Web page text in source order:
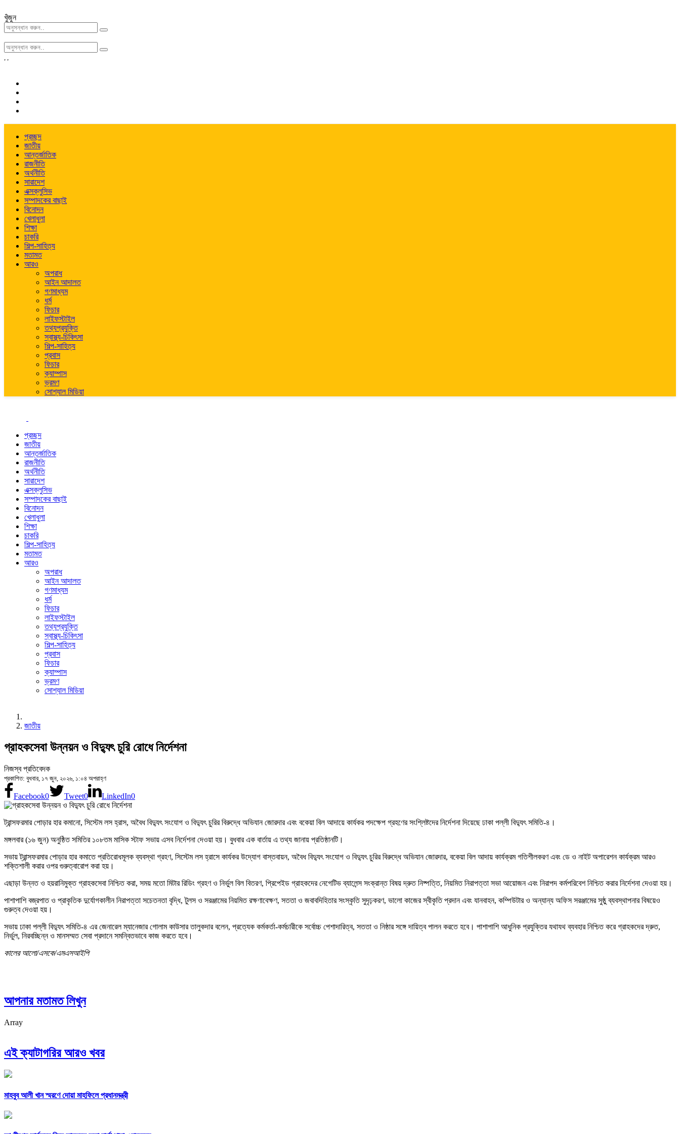
খুঁজুন
, ,
প্রচ্ছদ
জাতীয়
আন্তর্জাতিক
রাজনীতি
অর্থনীতি
সারাদেশ
এক্সক্লুসিভ
সম্পাদকের বাছাই
বিনোদন
খেলাধুলা
শিক্ষা
চাকরি
শিল্প-সাহিত্য
মতামত
আরও
অপরাধ
আইন আদালত
গণমাধ্যম
ধর্ম
ফিচার
লাইফস্টাইল
তথ্যপ্রযুক্তি
স্বাস্থ্য-চিকিৎসা
শিল্প-সাহিত্য
প্রবাস
ফিচার
ক্যাম্পাস
ভ্রমণ
সোশ্যাল মিডিয়া
প্রচ্ছদ
জাতীয়
আন্তর্জাতিক
রাজনীতি
অর্থনীতি
সারাদেশ
এক্সক্লুসিভ
সম্পাদকের বাছাই
বিনোদন
খেলাধুলা
শিক্ষা
চাকরি
শিল্প-সাহিত্য
মতামত
আরও
অপরাধ
আইন আদালত
গণমাধ্যম
ধর্ম
ফিচার
লাইফস্টাইল
তথ্যপ্রযুক্তি
স্বাস্থ্য-চিকিৎসা
শিল্প-সাহিত্য
প্রবাস
ফিচার
ক্যাম্পাস
ভ্রমণ
সোশ্যাল মিডিয়া
জাতীয়
গ্রাহকসেবা উন্নয়ন ও বিদ্যুৎ চুরি রোধে নির্দেশনা
নিজস্ব প্রতিবেদক
প্রকাশিত: বুধবার, ১৭ জুন, ২০২৬, ১:০৪ অপরাহ্ণ
Facebook0 Tweet0 LinkedIn0
ট্রান্সফরমার পোড়ার হার কমানো, সিস্টেম লস হ্রাস, অবৈধ বিদ্যুৎ সংযোগ ও বিদ্যুৎ চুরির বিরুদ্ধে অভিযান জোরদার এবং বকেয়া বিল আদায়ে কার্যকর পদক্ষেপ গ্রহণের সংশ্লিষ্টদের নির্দেশনা দিয়েছে ঢাকা পল্লী বিদ্যুৎ সমিতি-৪।
মঙ্গলবার (১৬ জুন) অনুষ্ঠিত সমিতির ১০৮তম মাসিক স্টাফ সভায় এসব নির্দেশনা দেওয়া হয়। বুধবার এক বার্তায় এ তথ্য জানায় প্রতিষ্ঠানটি।
সভায় ট্রান্সফরমার পোড়ার হার কমাতে প্রতিরোধমূলক ব্যবস্থা গ্রহণ, সিস্টেম লস হ্রাসে কার্যকর উদ্যোগ বাস্তবায়ন, অবৈধ বিদ্যুৎ সংযোগ ও বিদ্যুৎ চুরির বিরুদ্ধে অভিযান জোরদার, বকেয়া বিল আদায় কার্যক্রম গতিশীলকরণ এবং ডে ও নাইট অপারেশন কার্যক্রম আরও
শক্তিশালী করার ওপর গুরুত্বারোপ করা হয়।
এছাড়া উন্নত ও হয়রানিমুক্ত গ্রাহকসেবা নিশ্চিত করা, সময় মতো মিটার রিডিং গ্রহণ ও নির্ভুল বিল বিতরণ, প্রিপেইড গ্রাহকদের নেগেটিভ ব্যালেন্স সংক্রান্ত বিষয় দ্রুত নিষ্পত্তি, নিয়মিত নিরাপত্তা সভা আয়োজন এবং নিরাপদ কর্মপরিবেশ নিশ্চিত করার নির্দেশনা দেওয়া হয়।
পাশাপাশি বজ্রপাত ও প্রাকৃতিক দুর্যোগকালীন নিরাপত্তা সচেতনতা বৃদ্ধি, টুলস ও সরঞ্জামের নিয়মিত রক্ষণাবেক্ষণ, সততা ও জবাবদিহিতার সংস্কৃতি সুদৃঢ়করণ, ভালো কাজের স্বীকৃতি প্রদান এবং যানবাহন, কম্পিউটার ও অন্যান্য অফিস সরঞ্জামের সুষ্ঠু ব্যবস্থাপনার বিষয়েও
গুরুত্ব দেওয়া হয়।
সভায় ঢাকা পল্লী বিদ্যুৎ সমিতি-৪ এর জেনারেল ম্যানেজার গোলাম কাউসার তালুকদার বলেন, প্রত্যেক কর্মকর্তা-কর্মচারীকে সর্বোচ্চ পেশাদারিত্ব, সততা ও নিষ্ঠার সঙ্গে দায়িত্ব পালন করতে হবে। পাশাপাশি আধুনিক প্রযুক্তির যথাযথ ব্যবহার নিশ্চিত করে গ্রাহকদের দ্রুত,
নির্ভুল, নিরবচ্ছিন্ন ও মানসম্মত সেবা প্রদানে সমন্বিতভাবে কাজ করতে হবে।
কালের আলো/এসকে/এমএসআইপি
আপনার মতামত লিখুন
Array
এই ক্যাটাগরির আরও খবর
মাহবুব আলী খান স্মরণে দোয়া মাহফিলে প্রধানমন্ত্রী